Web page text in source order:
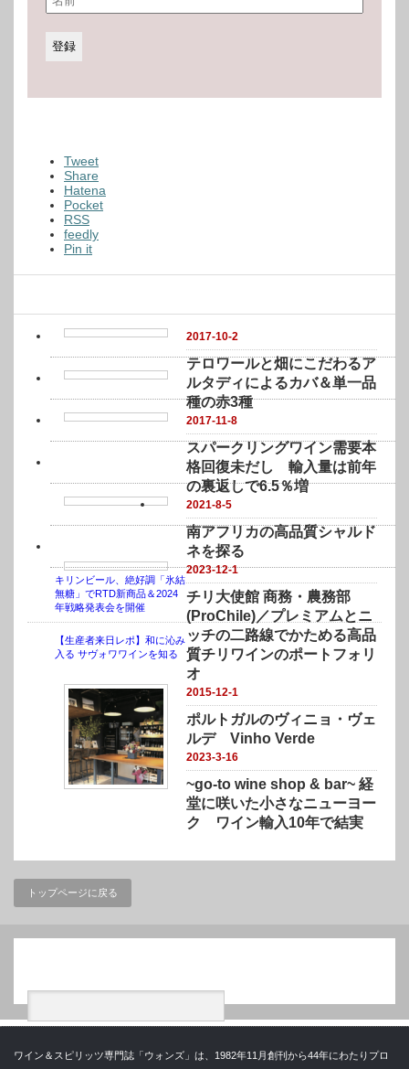
Tweet
Share
Hatena
Pocket
RSS
feedly
Pin it
2017-10-2
テロワールと畑にこだわるア
ルタディによるカバ＆単一品
種の赤3種
2017-11-8
スパークリングワイン需要本
格回復未だし 輸入量は前年
の裏返しで6.5％増
2021-8-5
南アフリカの高品質シャルド
ネを探る
2023-12-1
チリ大使館 商務・農務部
(ProChile)／プレミアムとニ
ッチの二路線でかためる高品
質チリワインのポートフォリ
オ
2015-12-1
ポルトガルのヴィニョ・ヴェ
ルデ Vinho Verde
2023-3-16
~go-to wine shop & bar~ 経
堂に咲いた小さなニューヨー
ク ワイン輸入10年で結実
キリンビール、絶好調「氷結
無糖」でRTD新商品＆2024
年戦略発表会を開催
【生産者来日レポ】和に沁み
入る サヴォワワインを知る
トップページに戻る
ワイン＆スピリッツ専門誌「ウォンズ」は、1982年11月創刊から44年にわたりプロ